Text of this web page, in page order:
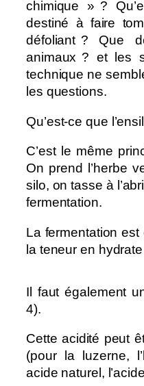
chimique » ?
destiné à faire
défoliant ? Que
animaux ? et les
technique ne
les questions.
Qu’est-ce que
C’est le même
On prend l’herbe
silo, on tasse à
fermentation.
La fermentation
la teneur en
Il faut également
4).
Cette acidité peut
(pour la luzerne,
acide naturel,